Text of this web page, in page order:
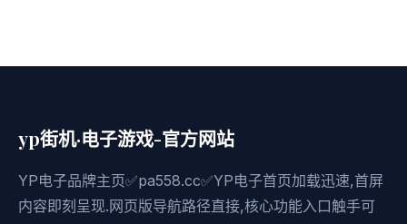
yp街机·电子游戏-官方网站
YP电子品牌主页✅pa558.cc✅YP电子首页加载迅速,首屏
内容即刻呈现.网页版导航路径直接,核心功能入口触手可